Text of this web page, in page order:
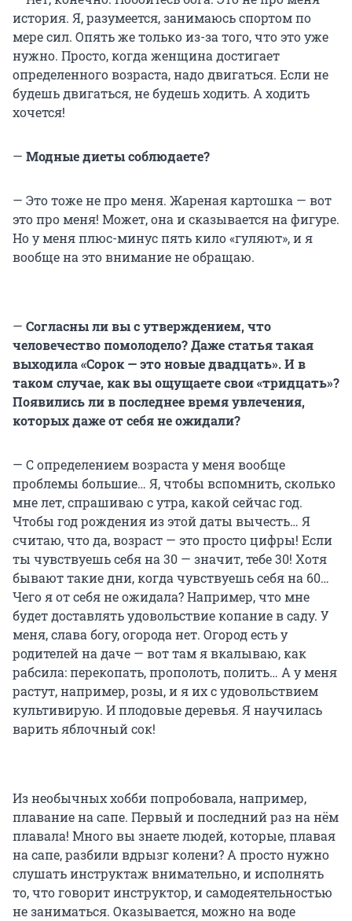
история. Я, разумеется, занимаюсь спортом по
мере сил. Опять же только из-за того, что это уже
нужно. Просто, когда женщина достигает
определенного возраста, надо двигаться. Если не
будешь двигаться, не будешь ходить. А ходить
хочется!
— Модные диеты соблюдаете?
— Это тоже не про меня. Жареная картошка — вот
это про меня! Может, она и сказывается на фигуре.
Но у меня плюс-минус пять кило «гуляют», и я
вообще на это внимание не обращаю.
— Согласны ли вы с утверждением, что
человечество помолодело? Даже статья такая
выходила «Сорок — это новые двадцать». И в
таком случае, как вы ощущаете свои «тридцать»?
Появились ли в последнее время увлечения,
которыхдаже от себя не ожидали?
— С определением возраста у меня вообще
проблемы большие… Я, чтобы вспомнить, сколько
мне лет, спрашиваю с утра, какой сейчас год.
Чтобы год рождения из этой даты вычесть… Я
считаю, что да, возраст — это просто цифры! Если
ты чувствуешь себя на 30 — значит, тебе 30! Хотя
бывают такие дни, когда чувствуешь себя на 60…
Чего я от себя не ожидала? Например, что мне
будет доставлять удовольствие копание в саду. У
меня, слава богу, огорода нет. Огород есть у
родителей на даче — вот там я вкалываю, как
рабсила: перекопать, прополоть, полить… А у меня
растут, например, розы, и я их с удовольствием
культивирую. И плодовые деревья. Я научилась
варить яблочный сок!
Из необычных хобби попробовала, например,
плавание на сапе. Первый и последний раз на нём
плавала! Много вы знаете людей, которые, плавая
на сапе, разбили вдрызг колени? А просто нужно
слушать инструктаж внимательно, и исполнять
то, что говорит инструктор, и самодеятельностью
не заниматься. Оказывается, можно на воде